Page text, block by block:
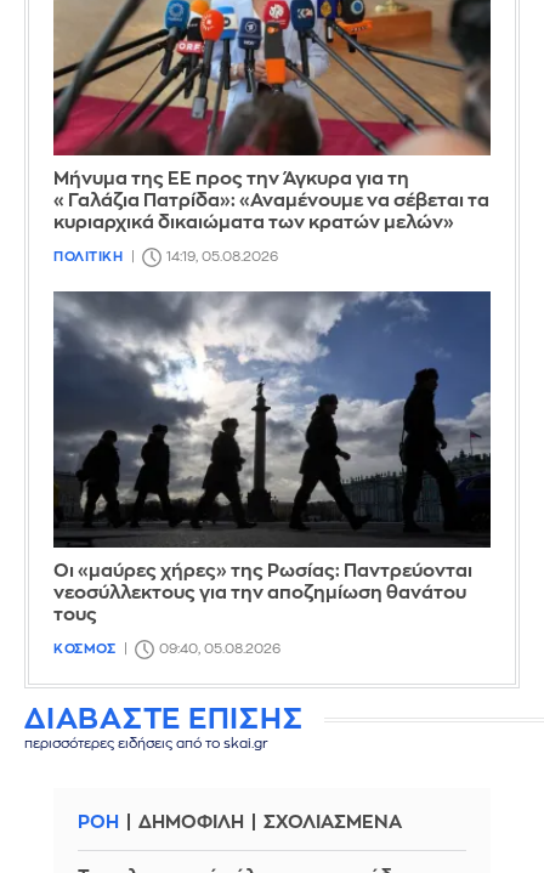
Μήνυμα της ΕΕ προς την Άγκυρα για τη
«Γαλάζια Πατρίδα»: «Αναμένουμε να σέβεται τα
κυριαρχικά δικαιώματα των κρατών μελών»
ΠΟΛΙΤΙΚΗ 14:19, 05.08.2026
Οι «μαύρες χήρες» της Ρωσίας: Παντρεύονται
νεοσύλλεκτους για την αποζημίωση θανάτου
τους
ΚΟΣΜΟΣ 09:40, 05.08.2026
ΔΙΑΒΑΣΤΕ ΕΠΙΣΗΣ
περισσότερες ειδήσεις από το skai.gr
ΡΟΗ ΔΗΜΟΦΙΛΗ ΣΧΟΛΙΑΣΜΕΝΑ